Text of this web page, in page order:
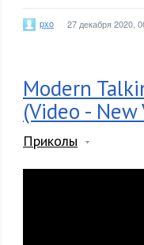
pxo 27 декабря 2020,
Modern
(Video - New
Приколы